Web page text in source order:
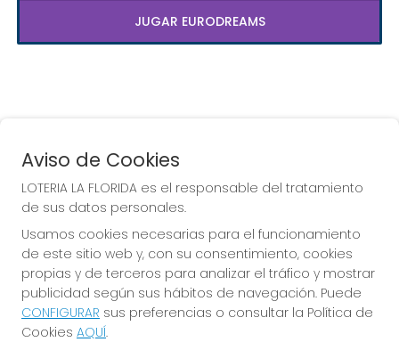
JUGAR EURODREAMS
COMPRA EN LOTERIA LA
FLORIDA
Y QUE LAS MEIGAS TE
ACOMPAÑEN
Aviso de Cookies
LOTERIA LA FLORIDA es el responsable del tratamiento
de sus datos personales.
Usamos cookies necesarias para el funcionamiento
de este sitio web y, con su consentimiento, cookies
propias y de terceros para analizar el tráfico y mostrar
publicidad según sus hábitos de navegación. Puede
CONFIGURAR sus preferencias o consultar la Política de
Cookies AQUÍ.